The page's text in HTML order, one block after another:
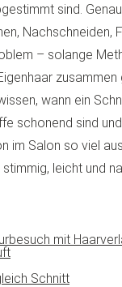
sind.
Nachschneiden,
– solange
wann ein
schonend sind
im Salon so viel
leicht und
mit
Schnitt